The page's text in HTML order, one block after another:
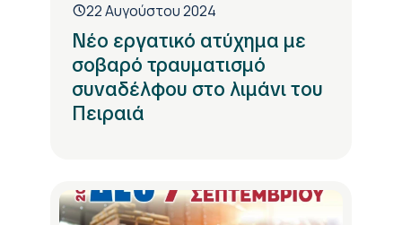
22 Αυγούστου 2024
Νέο εργατικό ατύχημα με
σοβαρό τραυματισμό
συναδέλφου στο λιμάνι του
Πειραιά